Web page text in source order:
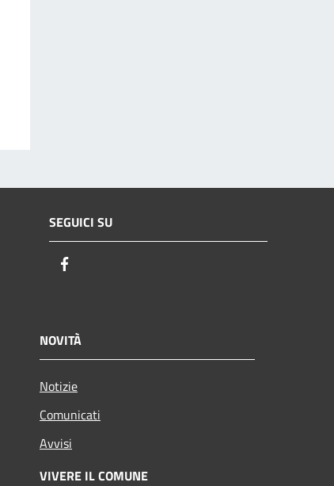
SEGUICI SU
NOVITÀ
Notizie
Comunicati
Avvisi
VIVERE IL COMUNE